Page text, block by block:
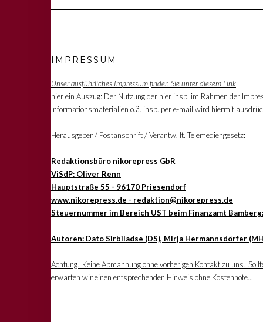
IMPRESSUM
Unser ausführliches Impressum finden Sie unter diesem Link
hier ein Auszug: Der Nutzung der hier insb. im Rahmen der
Informationsmaterialien o.ä. insb. per e-mail wird hiermit
Herausgeber / Postanschrift / Verantw. lt. Telemediengesetz:
Redaktionsbüro nikorepress GbR
ViSdP: Oliver Renn
Hauptstraße 55 - 96170 Priesendorf
www.nikorepress.de - redaktion@nikorepress.de
Steuernummer im Bereich UST beim Finanzamt
Autoren: Dato Sirbiladse (DS), Mirja Hermannsdörfer
Achtung! Keine Abmahnung ohne vorherigen Kontakt zu uns!
erwarten wir einen entsprechenden Hinweis ohne Kostennote...